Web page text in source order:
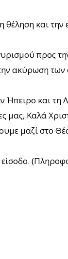
και
προς
ακύρωση των
Ήπειρο και
μας, Καλά
μαζί στο